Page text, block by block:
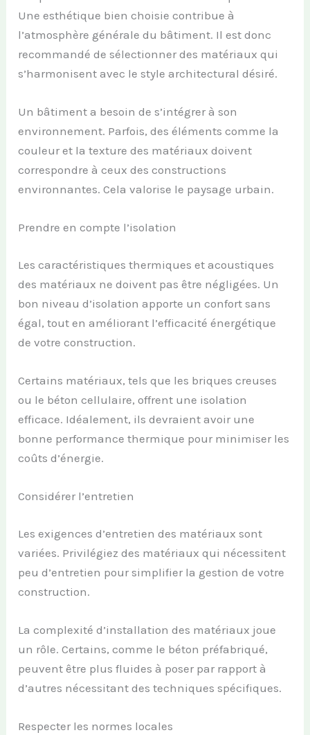
Une esthétique bien choisie contribue à
l’atmosphère générale du bâtiment. Il est donc
recommandé de sélectionner des matériaux qui
s’harmonisent avec le style architectural désiré.
Un bâtiment a besoin de s’intégrer à son
environnement. Parfois, des éléments comme la
couleur et la texture des matériaux doivent
correspondre à ceux des constructions
environnantes. Cela valorise le paysage urbain.
Prendre en compte l’isolation
Les caractéristiques thermiques et acoustiques
des matériaux ne doivent pas être négligées. Un
bon niveau d’isolation apporte un confort sans
égal, tout en améliorant l’efficacité énergétique
de votre construction.
Certains matériaux, tels que les briques creuses
ou le béton cellulaire, offrent une isolation
efficace. Idéalement, ils devraient avoir une
bonne performance thermique pour minimiser les
coûts d’énergie.
Considérer l’entretien
Les exigences d’entretien des matériaux sont
variées. Privilégiez des matériaux qui nécessitent
peu d’entretien pour simplifier la gestion de votre
construction.
La complexité d’installation des matériaux joue
un rôle. Certains, comme le béton préfabriqué,
peuvent être plus fluides à poser par rapport à
d’autres nécessitant des techniques spécifiques.
Respecter les normes locales